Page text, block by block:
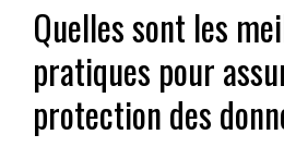
Quelles sont les
pratiques pour
protection des